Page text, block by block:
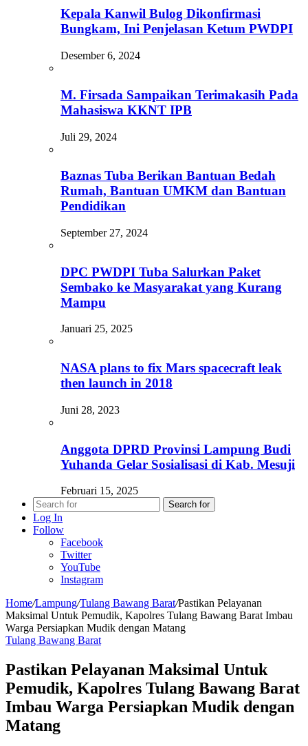
Kepala Kanwil Bulog Dikonfirmasi
Bungkam, Ini Penjelasan Ketum PWDPI
Desember 6, 2024
M. Firsada Sampaikan Terimakasih Pada
Mahasiswa KKNT IPB
Juli 29, 2024
Baznas Tuba Berikan Bantuan Bedah
Rumah, Bantuan UMKM dan Bantuan
Pendidikan
September 27, 2024
DPC PWDPI Tuba Salurkan Paket
Sembako ke Masyarakat yang Kurang
Mampu
Januari 25, 2025
NASA plans to fix Mars spacecraft leak
then launch in 2018
Juni 28, 2023
Anggota DPRD Provinsi Lampung Budi
Yuhanda Gelar Sosialisasi di Kab. Mesuji
Februari 15, 2025
Search for
Log In
Follow
Facebook
Twitter
YouTube
Instagram
Home/Lampung/Tulang Bawang Barat/Pastikan Pelayanan
Maksimal Untuk Pemudik, Kapolres Tulang Bawang Barat Imbau
Warga Persiapkan Mudik dengan Matang
Tulang Bawang Barat
Pastikan Pelayanan Maksimal Untuk
Pemudik, Kapolres Tulang Bawang Barat
Imbau Warga Persiapkan Mudik dengan
Matang